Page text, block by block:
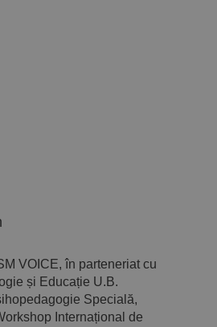
VOICE, în parteneriat cu
și Educație U.B.
Specială,
Internațional de